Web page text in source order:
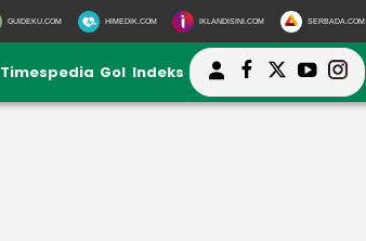
GUIDEKU.COM HIMEDIK.COM IKLANDISINI.COM SERBADA.COM
Timespedia Gol Indeks